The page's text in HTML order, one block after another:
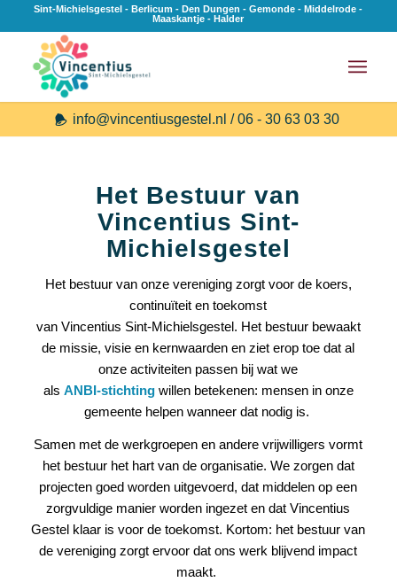
Sint-Michielsgestel - Berlicum - Den Dungen - Gemonde - Middelrode -
Maaskantje - Halder
info@vincentiusgestel.nl / 06 - 30 63 03 30
Het Bestuur van
Vincentius Sint-
Michielsgestel
Het bestuur van onze vereniging zorgt voor de koers,
continuïteit en toekomst
van Vincentius Sint‑Michielsgestel. Het bestuur bewaakt
de missie, visie en kernwaarden en ziet erop toe dat al
onze activiteiten passen bij wat we
als ANBI‑stichtingwillen betekenen: mensen in onze
gemeente helpen wanneer dat nodig is.
Samen met de werkgroepen en andere vrijwilligers vormt
het bestuur het hart van de organisatie. We zorgen dat
projecten goed worden uitgevoerd, dat middelen op een
zorgvuldige manier worden ingezet en dat Vincentius
Gestel klaar is voor de toekomst. Kortom: het bestuur van
de vereniging zorgt ervoor dat ons werk blijvend impact
maakt.